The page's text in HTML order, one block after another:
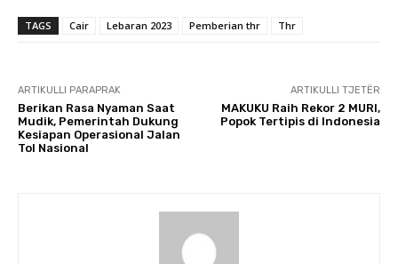
TAGS Cair Lebaran 2023 Pemberian thr Thr
ARTIKULLI PARAPRAK
Berikan Rasa Nyaman Saat
Mudik, Pemerintah Dukung
Kesiapan Operasional Jalan
Tol Nasional
ARTIKULLI TJETËR
MAKUKU Raih Rekor 2 MURI,
Popok Tertipis di Indonesia